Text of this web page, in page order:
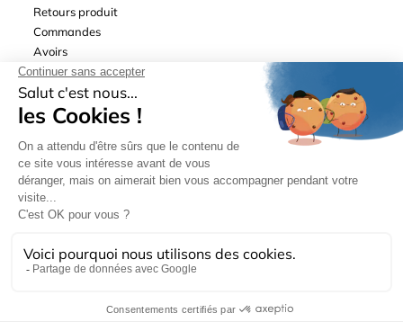
Retours produit
Commandes
Avoirs
Adresses
Bons de réduction
de ventes| © Hydrodis 2003-2026. Tous droits réservés